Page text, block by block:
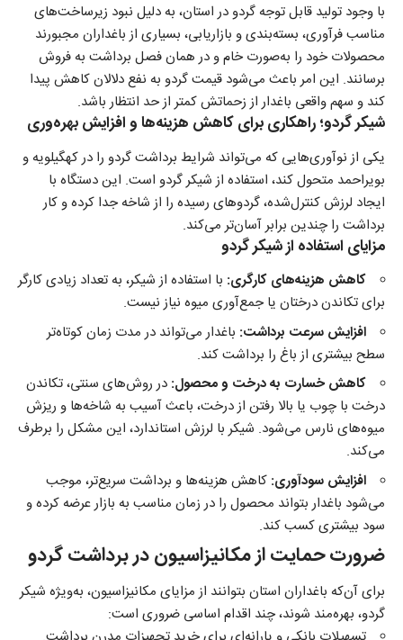
با وجود تولید قابل توجه گردو در استان، به دلیل نبود زیرساخت‌های
مناسب فرآوری، بسته‌بندی و بازاریابی، بسیاری از باغداران مجبورند
محصولات خود را به‌صورت خام و در همان فصل برداشت به فروش
برسانند. این امر باعث می‌شود قیمت گردو به نفع دلالان کاهش پیدا
کند و سهم واقعی باغدار از زحماتش کمتر از حد انتظار باشد.
شیکر گردو؛ راهکاری برای کاهش هزینه‌ها و افزایش بهره‌وری
یکی از نوآوری‌هایی که می‌تواند شرایط برداشت گردو را در کهگیلویه و
بویراحمد متحول کند، استفاده از شیکر گردو است. این دستگاه با
ایجاد لرزش کنترل‌شده، گردوهای رسیده را از شاخه جدا کرده و کار
برداشت را چندین برابر آسان‌تر می‌کند.
مزایای استفاده از شیکر گردو
کاهش هزینه‌های کارگری: با استفاده از شیکر، به تعداد زیادی کارگر
برای تکاندن درختان یا جمع‌آوری میوه نیاز نیست.
افزایش سرعت برداشت: باغدار می‌تواند در مدت زمان کوتاه‌تر
سطح بیشتری از باغ را برداشت کند.
کاهش خسارت به درخت و محصول: در روش‌های سنتی، تکاندن
درخت با چوب یا بالا رفتن از درخت، باعث آسیب به شاخه‌ها و ریزش
میوه‌های نارس می‌شود. شیکر با لرزش استاندارد، این مشکل را برطرف
می‌کند.
افزایش سودآوری: کاهش هزینه‌ها و برداشت سریع‌تر، موجب
می‌شود باغدار بتواند محصول را در زمان مناسب به بازار عرضه کرده و
سود بیشتری کسب کند.
ضرورت حمایت از مکانیزاسیون در برداشت گردو
برای آن‌که باغداران استان بتوانند از مزایای مکانیزاسیون، به‌ویژه شیکر
گردو، بهره‌مند شوند، چند اقدام اساسی ضروری است: